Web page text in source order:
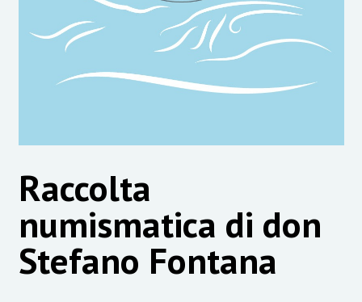
Raccolta
numismatica di don
Stefano Fontana